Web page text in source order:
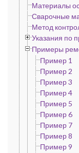
Метод
Указания по применению
Примеры
Пример 1
Пример 2
Пример 3
Пример 4
Пример 5
Пример 6
Пример 7
Пример 8
Пример 9